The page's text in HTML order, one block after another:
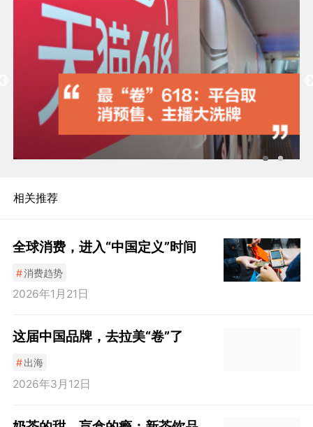
相关推荐
全球消费，进入“中国定义”时间
#消费趋势
2026年1月21日
这届中国品牌，去拉美“卷”了
#出海
2026年3月12日